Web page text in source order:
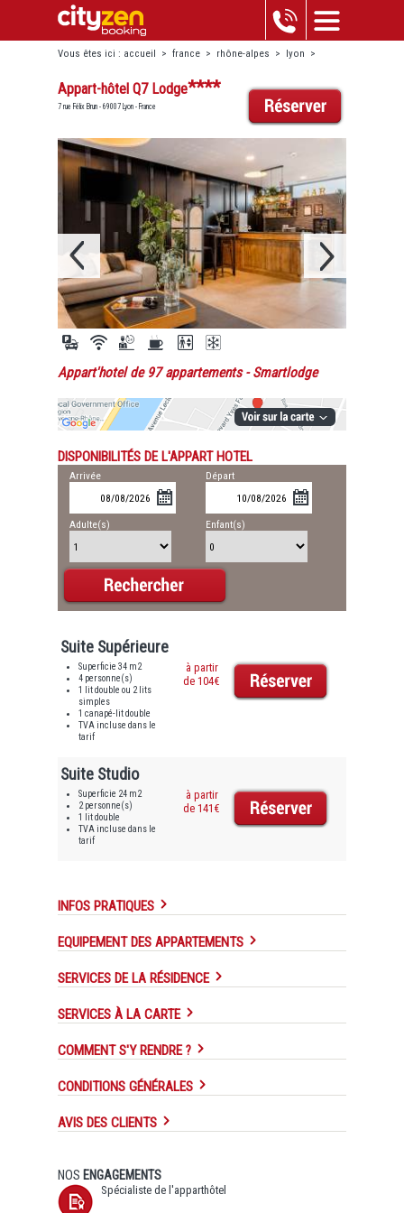
Vous êtes ici : accueil > france > rhône-alpes > lyon >
gerland > appart-hôtel q7 lodge
Appart-hôtel Q7 Lodge****
7 rue Félix Brun - 69007 Lyon - France
Appart'hotel de 97 appartements- Smartlodge
DISPONIBILITÉS DE L'APPART HOTEL
Arrivée Départ
Adulte(s) Enfant(s)
Suite Supérieure
Superficie 34 m2
4 personne(s)
1 lit double ou 2 lits
simples
1 canapé-lit double
TVA incluse dans le
tarif
à partir
de 104€
Suite Studio
Superficie 24 m2
2 personne(s)
1 lit double
TVA incluse dans le
tarif
à partir
de 141€
INFOS PRATIQUES
EQUIPEMENT DES APPARTEMENTS
SERVICES DE LA RÉSIDENCE
SERVICES À LA CARTE
COMMENT S'Y RENDRE ?
CONDITIONS GÉNÉRALES
AVIS DES CLIENTS
NOS ENGAGEMENTS
Spécialiste de l'apparthôtel